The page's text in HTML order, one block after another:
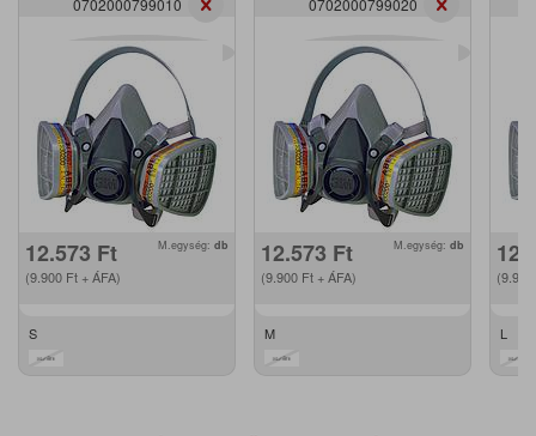
0702000799010
12.573 Ft
(9.900 Ft + ÁFA)
M.egység: db
S
0702000799020
12.573 Ft
(9.900 Ft + ÁFA)
M.egység: db
M
(9.900
L